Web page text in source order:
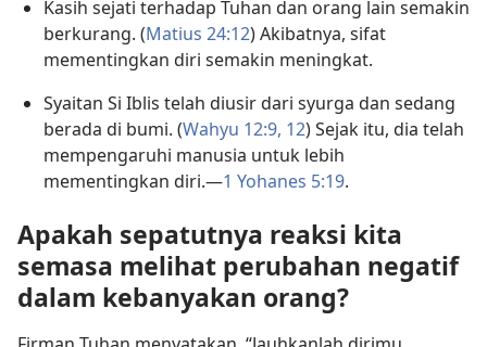
Kasih sejati terhadap Tuhan dan orang lain semakin
berkurang. (Matius 24:12) Akibatnya, sifat
mementingkan diri semakin meningkat.
Syaitan Si Iblis telah diusir dari syurga dan sedang
berada di bumi. (Wahyu 12:9, 12) Sejak itu, dia telah
mempengaruhi manusia untuk lebih
mementingkan diri.—1 Yohanes 5:19.
Apakah sepatutnya reaksi kita
semasa melihat perubahan negatif
dalam kebanyakan orang?